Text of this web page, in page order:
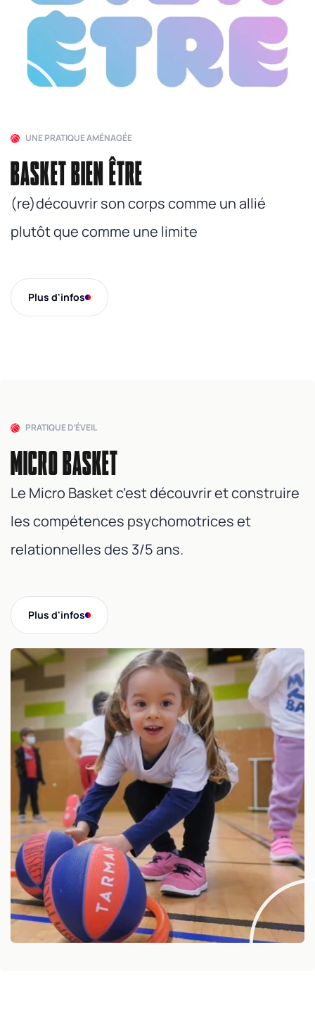
UNE PRATIQUE AMÉNAGÉE
BASKET BIEN ÊTRE
(re)découvrir son corps comme un allié
plutôt que comme une limite
Plus d'infos
PRATIQUE D’ÉVEIL
MICRO BASKET
Le Micro Basket c’est découvrir et construire
les compétences psychomotrices et
relationnelles des 3/5 ans.
Plus d'infos